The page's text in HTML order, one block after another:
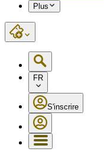
Plus
FR
S'inscrire